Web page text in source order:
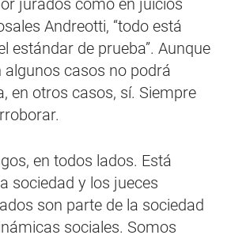
jurados como en juicios
Andreotti, “todo está
estándar de prueba”. Aunque
algunos casos no podrá
en otros casos, sí. Siempre
en todos lados. Está
sociedad y los jueces
son parte de la sociedad
sociales. Somos